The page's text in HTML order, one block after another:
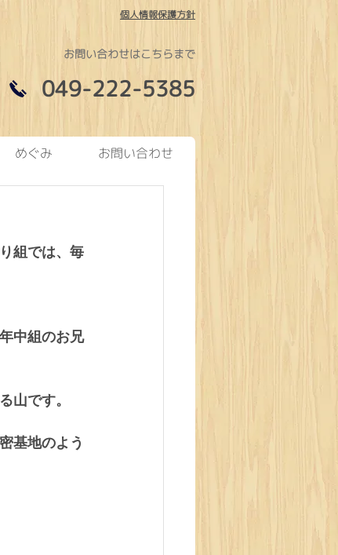
個人情報保護方針
お問い合わせはこちらまで
049-222-5385
めぐみ お問い合わせ
組では、毎
中組のお兄
山です。
基地のよう